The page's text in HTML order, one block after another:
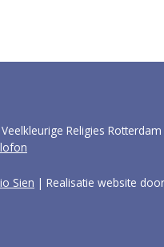
Religies
Sien | Realisatie website